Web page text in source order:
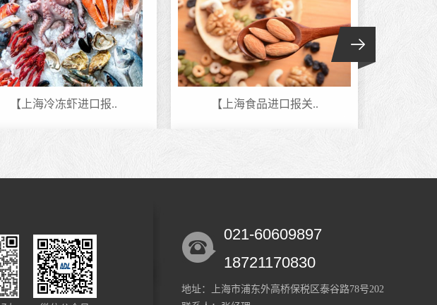
【上海冷冻虾进口报.. 【上海食品进口报关..
眼线笔进口报关代理.. 中国香港隔离防晒乳..
021-60609897
18721170830
地址：上海市浦东外高桥保税区泰谷路78号202